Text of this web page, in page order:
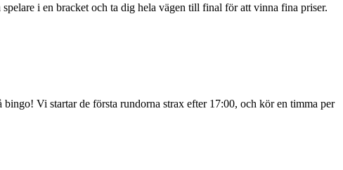
i en bracket och ta dig hela vägen till final för att vinna fina priser.
Vi startar de första rundorna strax efter 17:00, och kör en timma per